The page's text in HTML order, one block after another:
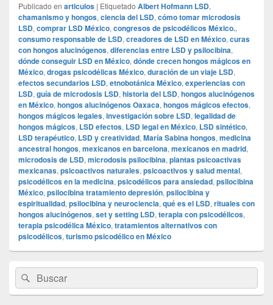
Publicado en articulos | Etiquetado Albert Hofmann LSD,
chamanismo y hongos, ciencia del LSD, cómo tomar microdosis
LSD, comprar LSD México, congresos de psicodélicos México.,
consumo responsable de LSD, creadores de LSD en México, curas
con hongos alucinógenos, diferencias entre LSD y psilocibina,
dónde conseguir LSD en México, dónde crecen hongos mágicos en
México, drogas psicodélicas México, duración de un viaje LSD,
efectos secundarios LSD, etnobotánica México, experiencias con
LSD, guía de microdosis LSD, historia del LSD, hongos alucinógenos
en México, hongos alucinógenos Oaxaca, hongos mágicos efectos,
hongos mágicos legales, investigación sobre LSD, legalidad de
hongos mágicos, LSD efectos, LSD legal en México, LSD sintético,
LSD terapéutico, LSD y creatividad, María Sabina hongos, medicina
ancestral hongos, mexicanos en barcelona, mexicanos en madrid,
microdosis de LSD, microdosis psilocibina, plantas psicoactivas
mexicanas, psicoactivos naturales, psicoactivos y salud mental,
psicodélicos en la medicina, psicodélicos para ansiedad, psilocibina
México, psilocibina tratamiento depresión, psilocibina y
espiritualidad, psilocibina y neurociencia, qué es el LSD, rituales con
hongos alucinógenos, set y setting LSD, terapia con psicodélicos,
terapia psicodélica México, tratamientos alternativos con
psicodélicos, turismo psicodélico en México
área
de
widget
Buscar
por:
Buscar